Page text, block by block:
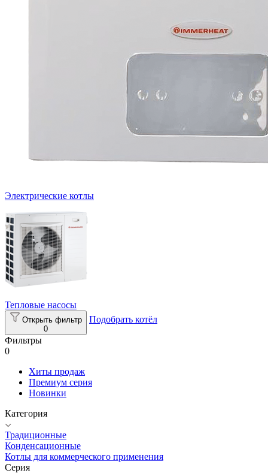
Электрические котлы
Тепловые насосы
Открыть фильтр
0
Подобрать котёл
Фильтры
0
Хиты продаж
Премиум серия
Новинки
Категория
Традиционные
Конденсационные
Котлы для коммерческого применения
Серия